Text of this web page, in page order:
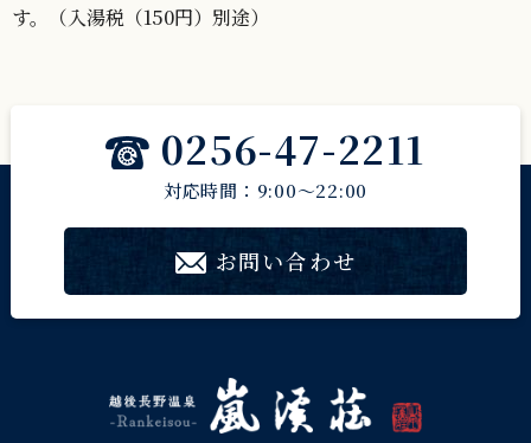
す。（入湯税（150円）別途）
0256-47-2211
対応時間：9:00～22:00
お問い合わせ